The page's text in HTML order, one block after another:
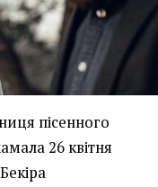
пісенного
26 квітня